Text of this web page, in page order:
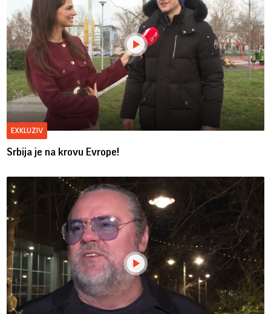
EXKLUZIV
Srbija je na krovu Evrope!